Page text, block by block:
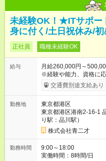
未経験OK！★ITサポ
身に付く/土日祝休み/
正社員 職種未経験OK
給与
月給260,000円～
※経験や能力、資格に応じ検討します
あり 試用期間の長さ：
です。
交通費別途支給あり
勤務地
東京都港区
東京都港区港南2-16-1
り駅：品川駅）
株式会社青二才
勤務時間
9:00～18:00
実働時間：8時間/日